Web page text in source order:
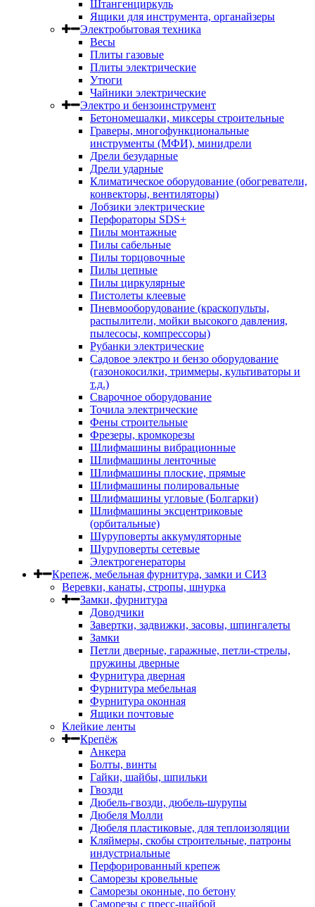
Штангенциркуль
Ящики для инструмента, органайзеры
Электробытовая техника
Весы
Плиты газовые
Плиты электрические
Утюги
Чайники электрические
Электро и бензоинструмент
Бетономешалки, миксеры строительные
Граверы, многофункциональные
инструменты (МФИ), минидрели
Дрели безударные
Дрели ударные
Климатическое оборудование (обогреватели,
конвекторы, вентиляторы)
Лобзики электрические
Перфораторы SDS+
Пилы монтажные
Пилы сабельные
Пилы торцовочные
Пилы цепные
Пилы циркулярные
Пистолеты клеевые
Пневмооборудование (краскопульты,
распылители, мойки высокого давления,
пылесосы, компрессоры)
Рубанки электрические
Садовое электро и бензо оборудование
(газонокосилки, триммеры, культиваторы и
т.д.)
Сварочное оборудование
Точила электрические
Фены строительные
Фрезеры, кромкорезы
Шлифмашины вибрационные
Шлифмашины ленточные
Шлифмашины плоские, прямые
Шлифмашины полировальные
Шлифмашины угловые (Болгарки)
Шлифмашины эксцентриковые
(орбитальные)
Шуруповерты аккумуляторные
Шуруповерты сетевые
Электрогенераторы
Крепеж, мебельная фурнитура, замки и СИЗ
Веревки, канаты, стропы, шнурка
Замки, фурнитура
Доводчики
Завертки, задвижки, засовы, шпингалеты
Замки
Петли дверные, гаражные, петли-стрелы,
пружины дверные
Фурнитура дверная
Фурнитура мебельная
Фурнитура оконная
Ящики почтовые
Клейкие ленты
Крепёж
Анкера
Болты, винты
Гайки, шайбы, шпильки
Гвозди
Дюбель-гвозди, дюбель-шурупы
Дюбеля Молли
Дюбеля пластиковые, для теплоизоляции
Кляймеры, скобы строительные, патроны
индустриальные
Перфорированный крепеж
Саморезы кровельные
Саморезы оконные, по бетону
Саморезы с пресс-шайбой